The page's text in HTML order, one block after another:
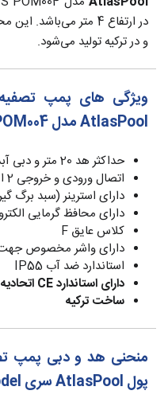
و در ترکیه تولید می‌شود.
ویژگی های پمپ تصفیه
AtlasPoolمدل ATS POM004
حداکثر هد 20 متر و دبی آبدهی 30 متر مکعب در ساعت
اتصال ورودی و خروجی 2 اینچ
دارای استرینر (سبد برگ
دارای محافظ گرمایی
کلاس عایق F
دارای واشر مخصوص
استاندارد ضد آب IP55
دارای استاندارد CE اتحادیه اروپا
ساخت ترکیه
منحنی هد و دبی پمپ
پول AtlasPool سری Best Model